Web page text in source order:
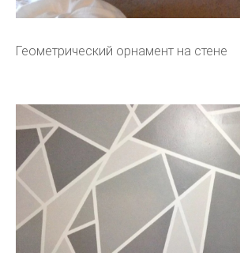
Геометрический орнамент на стене